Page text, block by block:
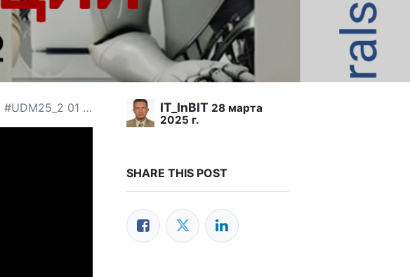
#UDM25_2 01 СЛОЙ КОММУНИКАЦИИ И ВАЛИДАЦИИ - Игорь Третьяков IT_InBIT 28 марта
2025 г.
SHARE THIS POST